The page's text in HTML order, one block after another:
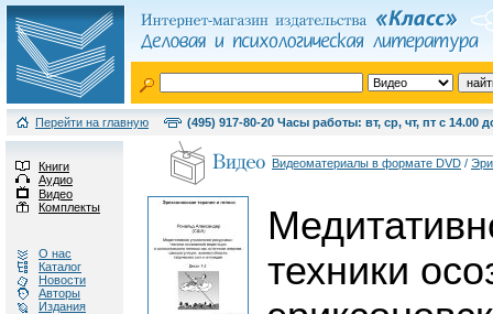
Перейти на главную (495) 917-80-20 Часы работы: вт, ср, чт, пт с 14.00
Книги
Аудио
Видео
Комплекты
О нас
Каталог
Новости
Авторы
Издания
Видеоматериалы в формате DVD /
техники